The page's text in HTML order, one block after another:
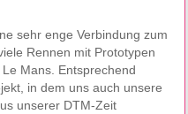
sehr enge Verbindung zum
Rennen mit Prototypen
Mans. Entsprechend
in dem uns auch unsere
unserer DTM-Zeit